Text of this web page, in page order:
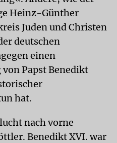
Heinz-Günther
Juden und Christen
deutschen
einen
Papst Benedikt
hat.
nach vorne
Benedikt XVI. war